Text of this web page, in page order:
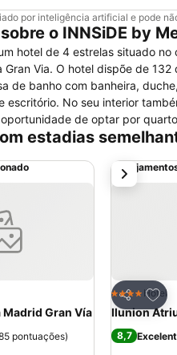
por inteligência artificial e pode
o INNSiDE by
hotel de 4 estrelas situado
Gran Via. O hotel dispõe de
de banho com banheira,
escritório. No seu interior
de optar por
gay friendly, quarto anti-
de fazer agradáveis
estadias
favoritos
Madrid Gran Vía
pontuações)
Partilhar
4 EstrelasHotel
Ilunion
8,7
próximo